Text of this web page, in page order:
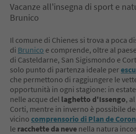
Vacanze all'insegna di sport e
Brunico
Il comune di Chienes si trova a poca
di Brunico e comprende, oltre al
di Casteldarne, San Sigismondo e
solo punto di partenza ideale per
che permettono di raggiungere le
opportunità in ogni stagione: in
nelle acque del laghetto d'Issengo,
Corti, mentre in inverno è possibile
vicino comprensorio di Plan de
le racchette da neve nella natura